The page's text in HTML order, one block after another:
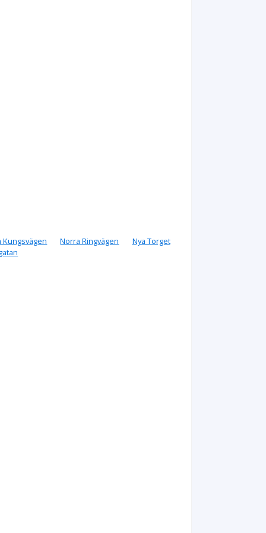
Kungsvägen Norra Ringvägen
Nya Torget